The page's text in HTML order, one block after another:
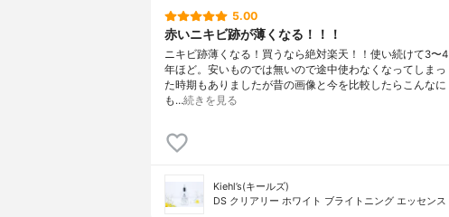
5.00
赤いニキビ跡が薄くなる！！！
ニキビ跡薄くなる！買うなら絶対楽天！！使い続けて3〜4
年ほど。安いものでは無いので途中使わなくなってしまっ
た時期もありましたが昔の画像と今を比較したらこんなに
も…続きを見る
Kiehl’s(キールズ)
DS クリアリー ホワイト ブライトニング エッセンス